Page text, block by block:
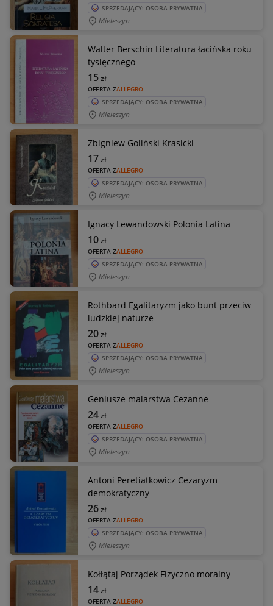
SPRZEDAJĄCY: OSOBA PRYWATNA
Mieleszyn
Walter Berschin Literatura łacińska roku
tysięcznego
OFERTA ZALLEGRO
15zł
SPRZEDAJĄCY: OSOBA PRYWATNA
Mieleszyn
Zbigniew Goliński Krasicki
OFERTA ZALLEGRO
17zł
SPRZEDAJĄCY: OSOBA PRYWATNA
Mieleszyn
Ignacy Lewandowski Polonia Latina
OFERTA ZALLEGRO
10zł
SPRZEDAJĄCY: OSOBA PRYWATNA
Mieleszyn
Rothbard Egalitaryzm jako bunt przeciw
ludzkiej naturze
OFERTA ZALLEGRO
20zł
SPRZEDAJĄCY: OSOBA PRYWATNA
Mieleszyn
Geniusze malarstwa Cezanne
OFERTA ZALLEGRO
24zł
SPRZEDAJĄCY: OSOBA PRYWATNA
Mieleszyn
Antoni Peretiatkowicz Cezaryzm
demokratyczny
OFERTA ZALLEGRO
26zł
SPRZEDAJĄCY: OSOBA PRYWATNA
Mieleszyn
Kołłątaj Porządek Fizyczno moralny
OFERTA ZALLEGRO
14zł